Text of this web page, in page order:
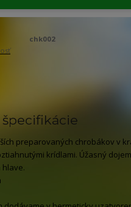
chk002
preparovaných chrobákov v
krídlami. Úžasný